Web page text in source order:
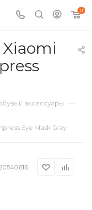
0
и аксессуары —
Eye Mask Gray